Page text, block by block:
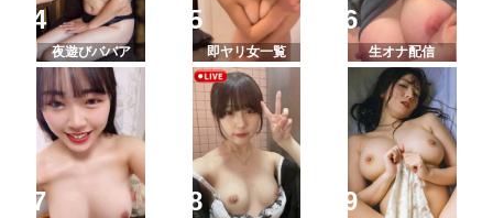
夜遊びババア 即ヤリ女一覧 生オナ配信